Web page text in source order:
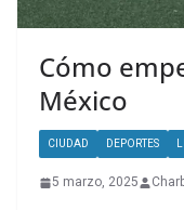
Cómo
México
CIUDAD DEPORTES
5 marzo, 2025